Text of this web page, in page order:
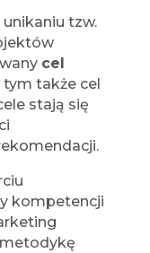
tzw.
cel
także cel
stają się
kompetencji